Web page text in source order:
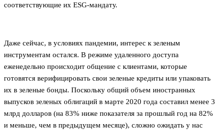
соответствующие их ESG-мандату.
Даже сейчас, в условиях пандемии, интерес к зеленым
инструментам остался. В режиме удаленного доступа
еженедельно происходит общение с клиентами, которые
готовятся верифицировать свои зеленые кредиты или упаковать
их в зеленые бонды. Поскольку общий объем иностранных
выпусков зеленых облигаций в марте 2020 года составил менее 3
млрд долларов (на 83% ниже показателя за прошлый год на 82%
и меньше, чем в предыдущем месяце), сложно ожидать у нас